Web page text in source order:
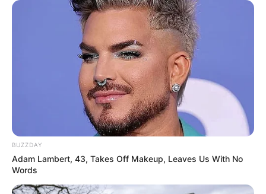
BUZZDAY
Adam Lambert, 43, Takes Off Makeup, Leaves Us With No
Words